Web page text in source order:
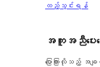
ထည့်သွင်းရန်
အကူအညီပေးရ
ပြောကြားလိုသည့် အ